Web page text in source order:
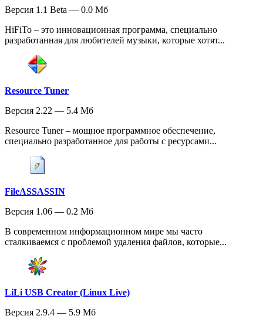
Версия 1.1 Beta — 0.0 Мб
HiFiTo – это инновационная программа, специально
разработанная для любителей музыки, которые хотят...
Resource Tuner
Версия 2.22 — 5.4 Мб
Resource Tuner – мощное программное обеспечение,
специально разработанное для работы с ресурсами...
FileASSASSIN
Версия 1.06 — 0.2 Мб
В современном информационном мире мы часто
сталкиваемся с проблемой удаления файлов, которые...
LiLi USB Creator (Linux Live)
Версия 2.9.4 — 5.9 Мб